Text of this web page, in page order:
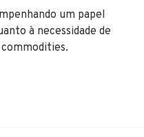
um papel
à necessidade de